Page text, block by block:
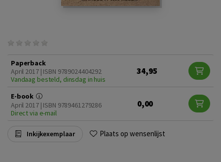
Paperback
April 2017 | ISBN 9789024404292
Vandaag besteld, dinsdag in huis
34,95
E-book
April 2017 | ISBN 9789461279286
Direct via e-mail
0,00
Inkijkexemplaar Plaats op wensenlijst